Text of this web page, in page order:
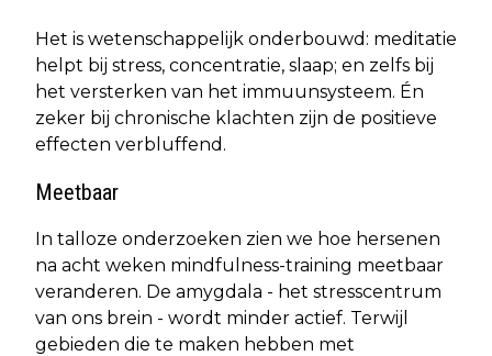
Het is wetenschappelijk onderbouwd: meditatie
helpt bij stress, concentratie, slaap; en zelfs bij
het versterken van het immuunsysteem. Én
zeker bij chronische klachten zijn de positieve
effecten verbluffend.
Meetbaar
In talloze onderzoeken zien we hoe hersenen
na acht weken mindfulness-training meetbaar
veranderen. De amygdala - het stresscentrum
van ons brein - wordt minder actief. Terwijl
gebieden die te maken hebben met